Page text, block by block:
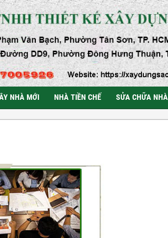
NHÀ MỚI NHÀ TIỀN CHẾ SỬA CHỮA NHÀ